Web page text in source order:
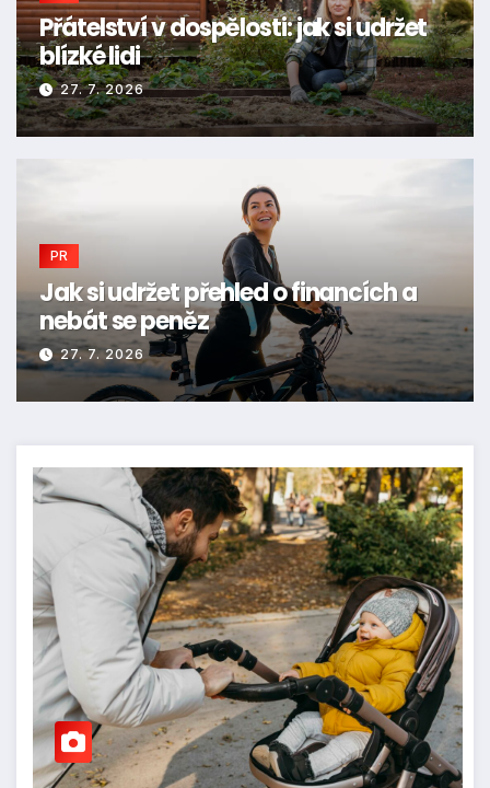
Přátelství v dospělosti: jak si udržet
blízké lidi
27. 7. 2026
PR
Jak si udržet přehled o financích a
nebát se peněz
27. 7. 2026